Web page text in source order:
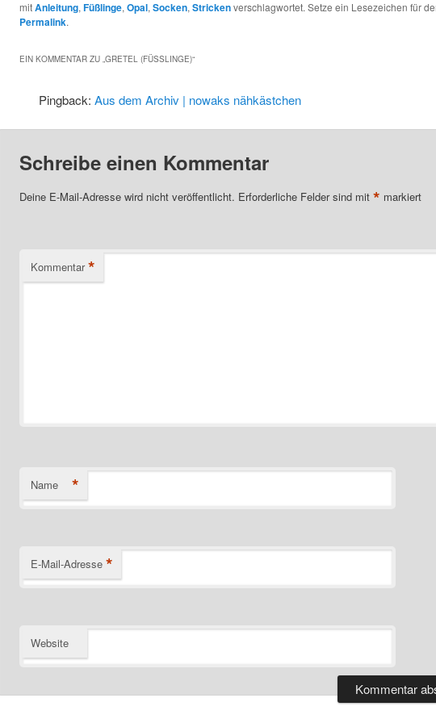
mitAnleitung, Füßlinge, Opal, Socken, Strickenverschlagwortet. Setze ein Lesezeichen für
Permalink.
EIN KOMMENTAR ZU „GRETEL (FÜSSLINGE) “
Pingback:Aus dem Archiv | nowaks nähkästchen
Schreibe einen Kommentar
Deine E-Mail-Adresse wird nicht veröffentlicht. Erforderliche Felder sind mit * markiert
Kommentar *
Name *
E-Mail-Adresse *
Website